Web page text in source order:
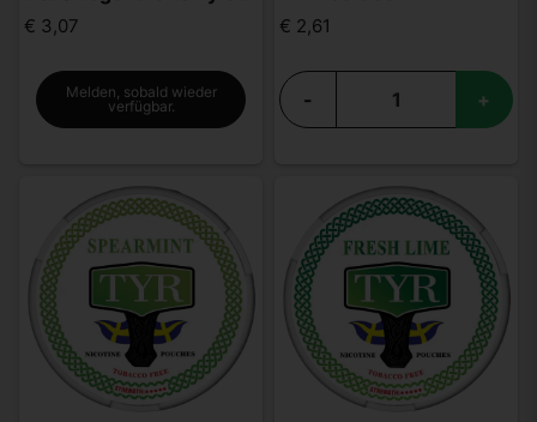
€ 3,07
Melden, sobald wieder
verfügbar.
€ 2,61
- +